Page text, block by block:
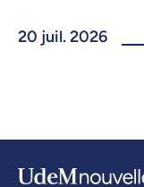
20 juil. 2026